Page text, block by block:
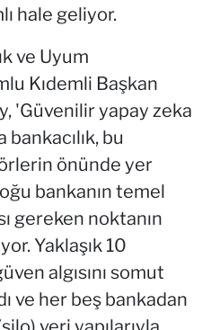
hale geliyor.
ve Uyum
Kıdemli Başkan
'Güvenilir yapay zeka
bu
önünde yer
bankanın temel
gereken noktanın
Yaklaşık 10
algısını somut
ve her beş bankadan